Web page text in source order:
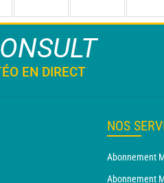
EN DIRECT
NOS
Abonnement
Abonnement